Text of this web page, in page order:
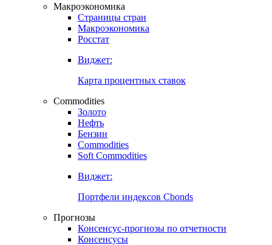
Макроэкономика
Страницы стран
Макроэкономика
Росстат
Виджет:
Карта процентных ставок
Commodities
Золото
Нефть
Бензин
Commodities
Soft Commodities
Виджет:
Портфели индексов Cbonds
Прогнозы
Консенсус-прогнозы по отчетности
Консенсусы